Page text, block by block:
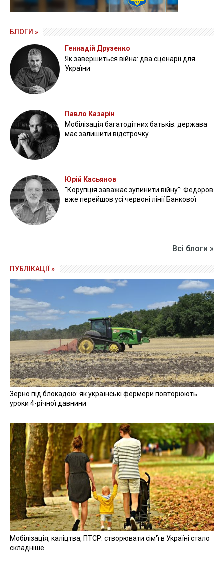
БЛОГИ »
Геннадій Друзенко
Як завершиться війна: два сценарії для
України
Павло Казарін
Мобілізація багатодітних батьків: держава
має залишити відстрочку
Юрій Касьянов
"Корупція заважає зупинити війну": Федоров
вже перейшов усі червоні лінії Банкової
Всі блоги »
ПУБЛІКАЦІЇ »
Зерно під блокадою: як українські фермери повторюють
уроки 4-річної давнини
Мобілізація, каліцтва, ПТСР: створювати сім'ї в Україні стало
складніше